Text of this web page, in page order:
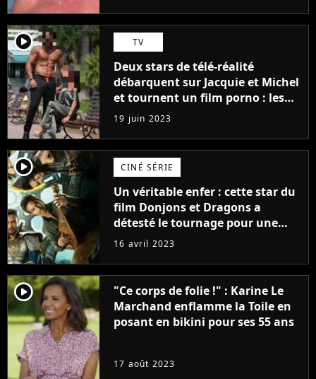
player2 TV
Deux stars de télé-réalité
débarquent sur Jacquie et Michel
et tournent un film porno : les
premières images du tournage
(exclu)
19 juin 2023
player2 CINÉ SÉRIE
Un véritable enfer : cette star du
film Donjons et Dragons a
détesté le tournage pour une
raison très spéciale
16 avril 2023
player2
"Ce corps de folie !" : Karine Le
Marchand enflamme la Toile en
posant en bikini pour ses 55 ans
17 août 2023